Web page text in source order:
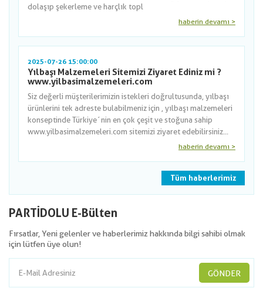
dolaşıp şekerleme ve harçlık topl
haberin devamı >
2025-07-26 15:00:00
Yılbaşı Malzemeleri Sitemizi Ziyaret Ediniz mi ?
www.yilbasimalzemeleri.com
Siz değerli müşterilerimizin istekleri doğrultusunda, yılbaşı
ürünlerini tek adreste bulabilmeniz için , yılbaşı malzemeleri
konseptinde Türkiye´nin en çok çeşit ve stoğuna sahip
www.yilbasimalzemeleri.com sitemizi ziyaret edebilirsiniz...
haberin devamı >
Tüm haberlerimiz
PARTİDOLU E-Bülten
Fırsatlar, Yeni gelenler ve haberlerimiz hakkında bilgi sahibi olmak
için lütfen üye olun!
GÖNDER